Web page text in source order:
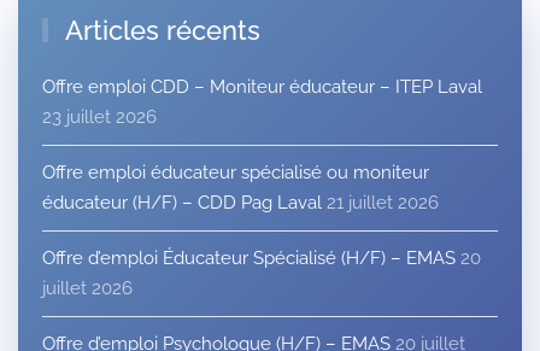
Articles récents
Offre emploi CDD – Moniteur éducateur – ITEP Laval
23 juillet 2026
Offre emploi éducateur spécialisé ou moniteur
éducateur (H/F) – CDD Pag Laval 21 juillet 2026
Offre d’emploi Éducateur Spécialisé (H/F) – EMAS 20
juillet 2026
Offre d’emploi Psychologue (H/F) – EMAS 20 juillet